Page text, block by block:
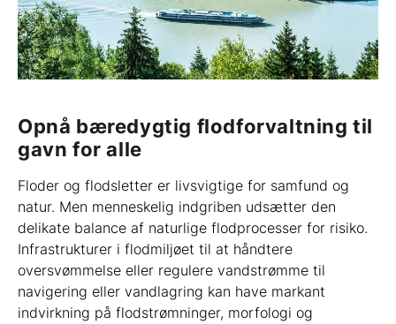
Opnå bæredygtig flodforvaltning til
gavn for alle
Floder og flodsletter er livsvigtige for samfund og
natur. Men menneskelig indgriben udsætter den
delikate balance af naturlige flodprocesser for risiko.
Infrastrukturer i flodmiljøet til at håndtere
oversvømmelse eller regulere vandstrømme til
navigering eller vandlagring kan have markant
indvirkning på flodstrømninger, morfologi og